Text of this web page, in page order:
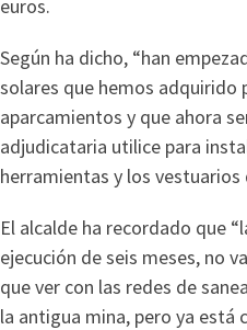
euros.
Según ha dicho, “han
solares que hemos adquirido
aparcamientos y que ahora
adjudicataria utilice para
herramientas y los vestuarios
El alcalde ha recordado que
ejecución de seis meses, no
que ver con las redes de
la antigua mina, pero ya está